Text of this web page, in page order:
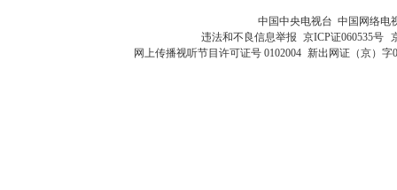
中国中央电视台 中国网络电
违法和不良信息举报 京ICP证060535号
网上传播视听节目许可证号 0102004 新出网证（京）